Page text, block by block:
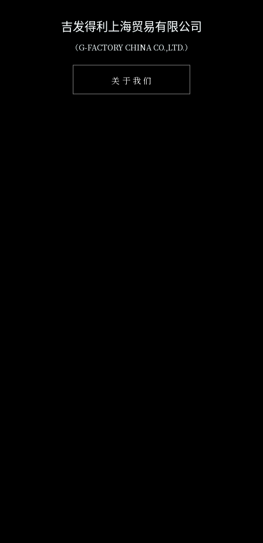
吉发得利上海贸易有限公司
（G-FACTORY CHINA CO.,LTD.）
关 于 我 们